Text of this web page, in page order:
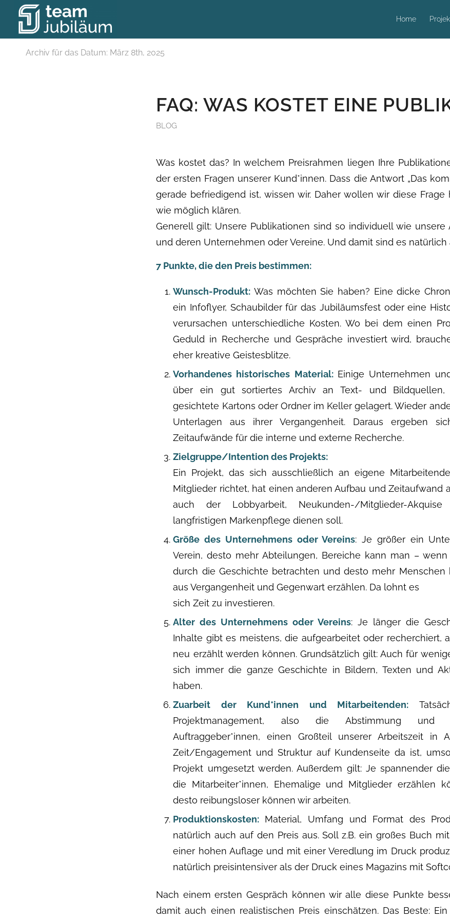
Home
Archiv für das Datum: März 8th, 2025
FAQ: WAS KOSTET EINE
BLOG
Was kostet das? In welchem Preisrahmen liegen Ihre
der ersten Fragen unserer Kund*innen. Dass die Antwort „Das
gerade befriedigend ist, wissen wir. Daher wollen wir diese
wie möglich klären.
Generell gilt: Unsere Publikationen sind so individuell wie unsere
und deren Unternehmen oder Vereine. Und damit sind es natürlich
7 Punkte, die den Preis bestimmen:
Wunsch-Produkt: Was möchten Sie haben? Eine dicke
ein Infoflyer, Schaubilder für das Jubiläumsfest oder eine
verursachen unterschiedliche Kosten. Wo bei dem einen
Geduld in Recherche und Gespräche investiert wird,
eher kreative Geistesblitze.
Vorhandenes historisches Material: Einige Unternehmen
über ein gut sortiertes Archiv an Text- und
gesichtete Kartons oder Ordner im Keller gelagert. Wieder
Unterlagen aus ihrer Vergangenheit. Daraus ergeben
Zeitaufwände für die interne und externe Recherche.
Zielgruppe/Intention des Projekts:
Ein Projekt, das sich ausschließlich an eigene
Mitglieder richtet, hat einen anderen Aufbau und Zeitaufwand
auch der Lobbyarbeit, Neukunden-/Mitglieder-
langfristigen Markenpflege dienen soll.
Größe des Unternehmens oder Vereins: Je größer ein
Verein, desto mehr Abteilungen, Bereiche kann man –
durch die Geschichte betrachten und desto mehr Menschen
aus Vergangenheit und Gegenwart erzählen. Da lohnt es
sich Zeit zu investieren.
Alter des Unternehmens oder Vereins: Je länger die
Inhalte gibt es meistens, die aufgearbeitet oder recherchiert,
neu erzählt werden können. Grundsätzlich gilt: Auch für
sich immer die ganze Geschichte in Bildern, Texten und
haben.
Zuarbeit der Kund*innen und Mitarbeitenden:
Projektmanagement, also die Abstimmung und
Auftraggeber*innen, einen Großteil unserer Arbeitszeit in
Zeit/Engagement und Struktur auf Kundenseite da ist,
Projekt umgesetzt werden. Außerdem gilt: Je spannender
die Mitarbeiter*innen, Ehemalige und Mitglieder erzählen
desto reibungsloser können wir arbeiten.
Produktionskosten: Material, Umfang und Format des
natürlich auch auf den Preis aus. Soll z.B. ein großes Buch
einer hohen Auflage und mit einer Veredlung im Druck
natürlich preisintensiver als der Druck eines Magazins mit
Nach einem ersten Gespräch können wir alle diese Punkte
damit auch einen realistischen Preis einschätzen. Das Beste: